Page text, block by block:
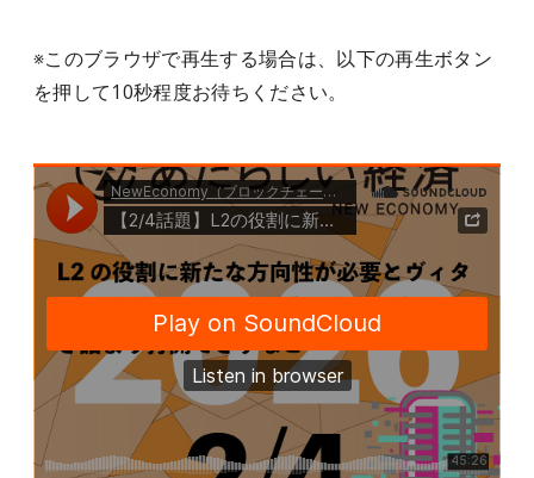
※このブラウザで再生する場合は、以下の再生ボタン
を押して10秒程度お待ちください。